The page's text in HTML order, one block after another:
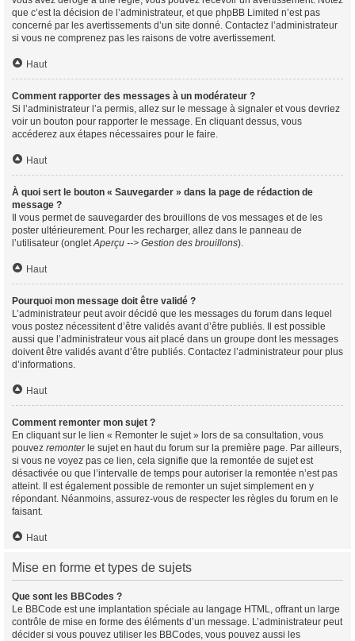
que c’est la décision de l’administrateur, et que phpBB Limited n’est pas
concerné par les avertissements d’un site donné. Contactez l’administrateur
si vous ne comprenez pas les raisons de votre avertissement.
Haut
Comment rapporter des messages à un modérateur ?
Si l’administrateur l’a permis, allez sur le message à signaler et vous devriez
voir un bouton pour rapporter le message. En cliquant dessus, vous
accéderez aux étapes nécessaires pour le faire.
Haut
À quoi sert le bouton « Sauvegarder » dans la page de rédaction de
message ?
Il vous permet de sauvegarder des brouillons de vos messages et de les
poster ultérieurement. Pour les recharger, allez dans le panneau de
l’utilisateur (ongletAperçu --> Gestion des brouillons).
Haut
Pourquoi mon message doit être validé ?
L’administrateur peut avoir décidé que les messages du forum dans lequel
vous postez nécessitent d’être validés avant d’être publiés. Il est possible
aussi que l’administrateur vous ait placé dans un groupe dont les messages
doivent être validés avant d’être publiés. Contactez l’administrateur pour plus
d’informations.
Haut
Comment remonter mon sujet ?
En cliquant sur le lien « Remonter le sujet » lors de sa consultation, vous
pouvez remonterle sujet en haut du forum sur la première page. Par ailleurs,
si vous ne voyez pas ce lien, cela signifie que la remontée de sujet est
désactivée ou que l’intervalle de temps pour autoriser la remontée n’est pas
atteint. Il est également possible de remonter un sujet simplement en y
répondant. Néanmoins, assurez-vous de respecter les règles du forum en le
faisant.
Haut
Mise en forme et types de sujets
Que sont les BBCodes ?
Le BBCode est une implantation spéciale au langage HTML, offrant un large
contrôle de mise en forme des éléments d’un message. L’administrateur peut
décider si vous pouvez utiliser les BBCodes, vous pouvez aussi les